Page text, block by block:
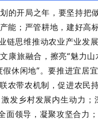
的开局之年，要坚持
能；严管耕地，建好高
链思维推动农业产业发
康旅融合，擦亮“魅力
休闲地”。要推进宜
农带农机制，促进农民
发乡村发展内生动力
面领导，凝聚攻坚合